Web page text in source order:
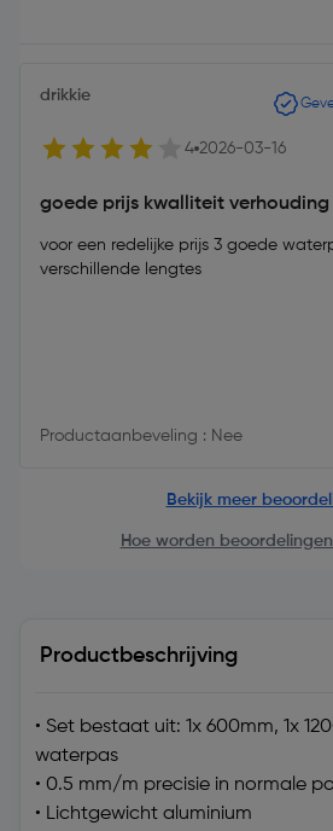
drikkie
4 2026-03-16
goede prijs kwalliteit verhouding
voor een redelijke prijs 3 goede
verschillende lengtes
Productaanbeveling : Nee
Bekijk meer
Hoe worden
Productbeschrijving
• Set bestaat uit: 1x 600mm, 1x
waterpas
• 0.5 mm/m precisie in normale
• Lichtgewicht aluminium